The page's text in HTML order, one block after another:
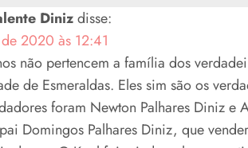
Diniz disse:
2020 às 12:41
não pertencem a família dos
de Esmeraldas. Eles sim são os
foram Newton Palhares Diniz e
Domingos Palhares Diniz, que